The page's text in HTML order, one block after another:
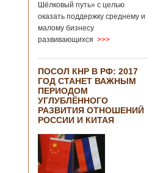
Шёлковый путь» с целью
оказать поддержку среднему и
малому бизнесу
развивающихся >>>
ПОСОЛ КНР В РФ: 2017
ГОД СТАНЕТ ВАЖНЫМ
ПЕРИОДОМ
УГЛУБЛЁННОГО
РАЗВИТИЯ ОТНОШЕНИЙ
РОССИИ И КИТАЯ